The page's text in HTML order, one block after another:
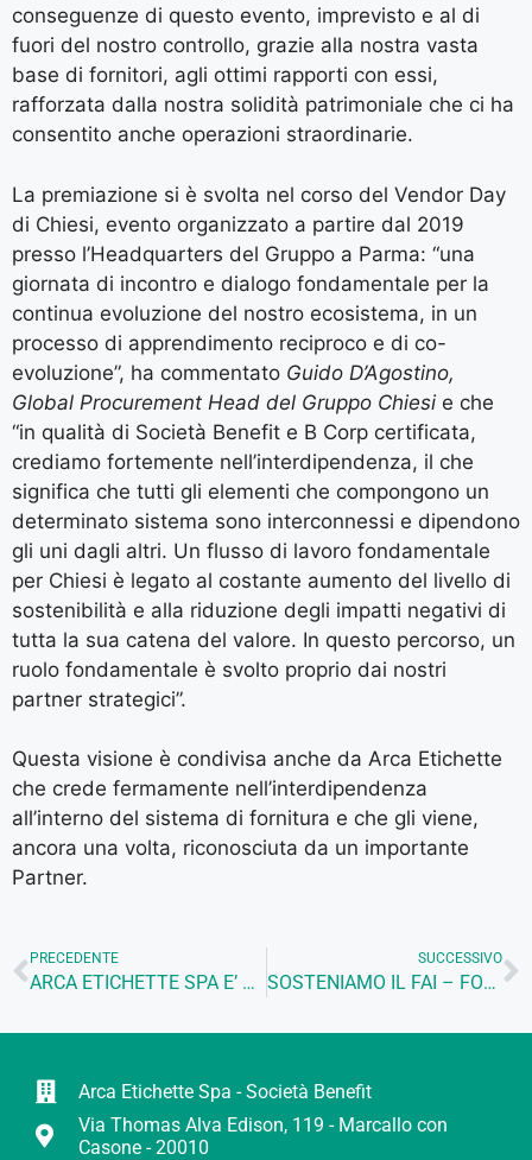
conseguenze di questo evento, imprevisto e al di
fuori del nostro controllo, grazie alla nostra vasta
base di fornitori, agli ottimi rapporti con essi,
rafforzata dalla nostra solidità patrimoniale che ci ha
consentito anche operazioni straordinarie.
La premiazione si è svolta nel corso del Vendor Day
di Chiesi, evento organizzato a partire dal 2019
presso l’Headquarters del Gruppo a Parma: “una
giornata di incontro e dialogo fondamentale per la
continua evoluzione del nostro ecosistema, in un
processo di apprendimento reciproco e di co-
evoluzione”, ha commentato Guido D’Agostino,
Global Procurement Head del Gruppo Chiesi e che
“in qualità di Società Benefit e B Corp certificata,
crediamo fortemente nell’interdipendenza, il che
significa che tutti gli elementi che compongono un
determinato sistema sono interconnessi e dipendono
gli uni dagli altri. Un flusso di lavoro fondamentale
per Chiesi è legato al costante aumento del livello di
sostenibilità e alla riduzione degli impatti negativi di
tutta la sua catena del valore. In questo percorso, un
ruolo fondamentale è svolto proprio dai nostri
partner strategici”.
Questa visione è condivisa anche da Arca Etichette
che crede fermamente nell’interdipendenza
all’interno del sistema di fornitura e che gli viene,
ancora una volta, riconosciuta da un importante
Partner.
PRECEDENTE
ARCA ETICHETTE SPA E’ UNA B CORP
SUCCESSIVO
SOSTENIAMO IL FAI – FONDO AMBIENTE ITALIANO
Arca Etichette Spa - Società Benefit
Via Thomas Alva Edison, 119 - Marcallo con
Casone - 20010